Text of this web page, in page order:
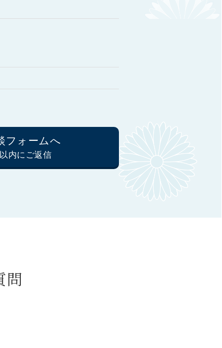
フォームへ
内にご返信
問